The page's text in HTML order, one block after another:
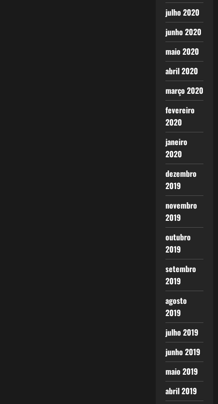
julho 2020
junho 2020
maio 2020
abril 2020
março 2020
fevereiro
2020
janeiro
2020
dezembro
2019
novembro
2019
outubro
2019
setembro
2019
agosto
2019
julho 2019
junho 2019
maio 2019
abril 2019